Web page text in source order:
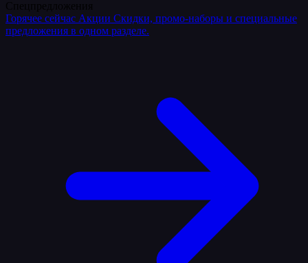
Горячее сейчас Акции Скидки, промо-наборы и специальные
предложения в одном разделе.